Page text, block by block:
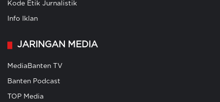
Kode Etik Jurnalistik
Info Iklan
JARINGAN MEDIA
MediaBanten TV
Banten Podcast
TOP Media